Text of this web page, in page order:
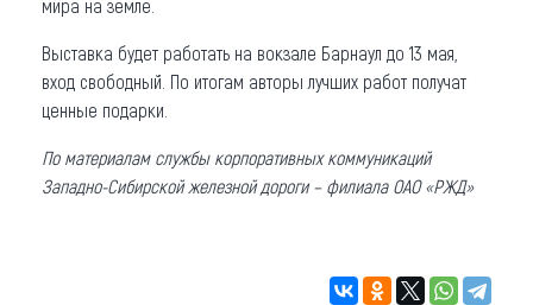
мира на земле.
Выставка будет работать на вокзале Барнаул до 13 мая,
вход свободный. По итогам авторы лучших работ получат
ценные подарки.
По материалам службы корпоративных коммуникаций
Западно-Сибирской железной дороги – филиала ОАО «РЖД»